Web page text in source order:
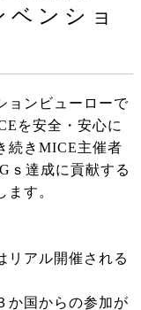
ベンショ
ョンビューローで
を安全・安心に
続きMICE主催者
ｓ達成に貢献する
す。
アル開催される
か国からの参加が